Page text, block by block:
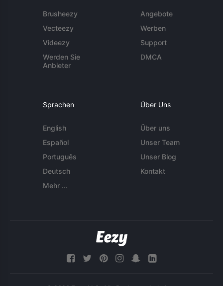
Brusheezy
Vecteezy
Videezy
Werden Sie
Anbieter
Angebote
Werben
Support
DMCA
Sprachen
English
Español
Português
Deutsch
Mehr ...
Über Uns
Über uns
Unser Team
Unser Blog
Kontakt